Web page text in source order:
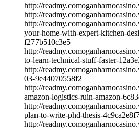
http://
http://
http://
your-home-with-expert-kitchen-
f277b510c3e5
http://
to-learn-technical-stuff-faster-
http://
03-9e44070558f2
http://
amazon-logistics-ruin-amazon-
http://
plan-to-write-phd-thesis-
http://